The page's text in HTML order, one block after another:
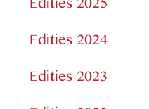
Edities 2025
Edities 2024
Edities 2023